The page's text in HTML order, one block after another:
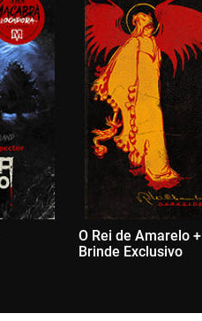
O Rei de Amarelo +
Brinde Exclusivo